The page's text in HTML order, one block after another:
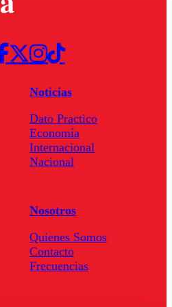
Noticias
Dato Practico
Economía
Internacional
Nacional
Nosotros
Quienes Somos
Contacto
Frecuencias